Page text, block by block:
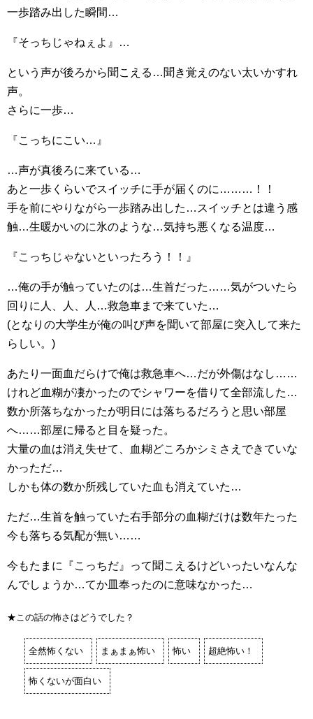
一歩踏み出した瞬間…
『そっちじゃねぇよ』…
という声が後ろから聞こえる…聞き覚えのない太いかすれ
声。
さらに一歩…
『こっちにこい…』
…声が真後ろに来ている…
あと一歩くらいでスイッチに手が届くのに………！！
手を前にやりながら一歩踏み出した…スイッチとは違う感
触…生暖かいのに氷のような…気持ち悪くなる温度…
『こっちじゃないといったろう！！』
…俺の手が触っていたのは…生首だった……気がついたら
回りに人、人、人…救急車まで来ていた…
(となりの大学生が俺の叫び声を聞いて部屋に突入して来た
らしい。)
あたり一面血だらけで俺は救急車へ…だが外傷はなし……
けれど血糊が凄かったのでシャワーを借りて全部流した…
数か所落ちなかったが明日には落ちるだろうと思い部屋
へ……部屋に帰ると目を疑った。
大量の血は消え失せて、血糊どころかシミさえできていな
かっただ…
しかも体の数か所残していた血も消えていた…
ただ…生首を触っていた右手部分の血糊だけは数年たった
今も落ちる気配が無い……
今もたまに『こっちだ』って聞こえるけどいったいなんな
んでしょうか…てか皿奉ったのに意味なかった…
★この話の怖さはどうでした？
全然怖くない まぁまぁ怖い 怖い 超絶怖い！
怖くないが面白い